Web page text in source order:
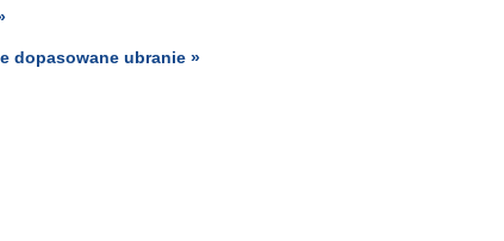
dopasowane ubranie »